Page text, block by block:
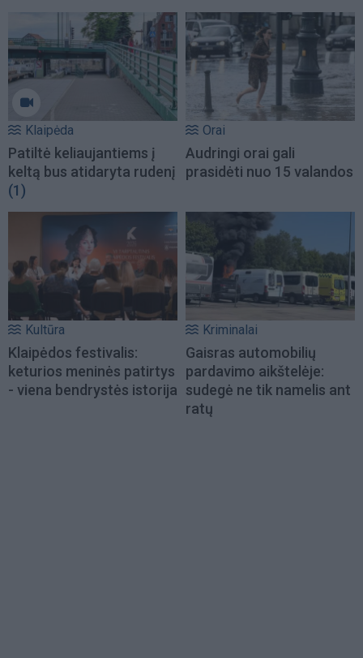
Klaipėda
Patiltė keliaujantiems į
keltą bus atidaryta rudenį
(1)
Orai
Audringi orai gali
prasidėti nuo 15 valandos
Kultūra
Klaipėdos festivalis:
keturios meninės patirtys
- viena bendrystės istorija
Kriminalai
Gaisras automobilių
pardavimo aikštelėje:
sudegė ne tik namelis ant
ratų